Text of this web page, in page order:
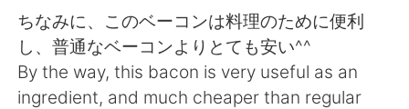
Português
ちなみに、このベーコンは料理のために便利
し、普通なベーコンよりとても安い^^
By the way, this bacon is very useful as an
ingredient, and much cheaper than regular